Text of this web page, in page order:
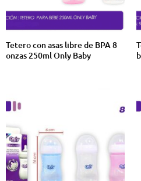
Tetero con asas libre de BPA 8
onzas 250ml Only Baby